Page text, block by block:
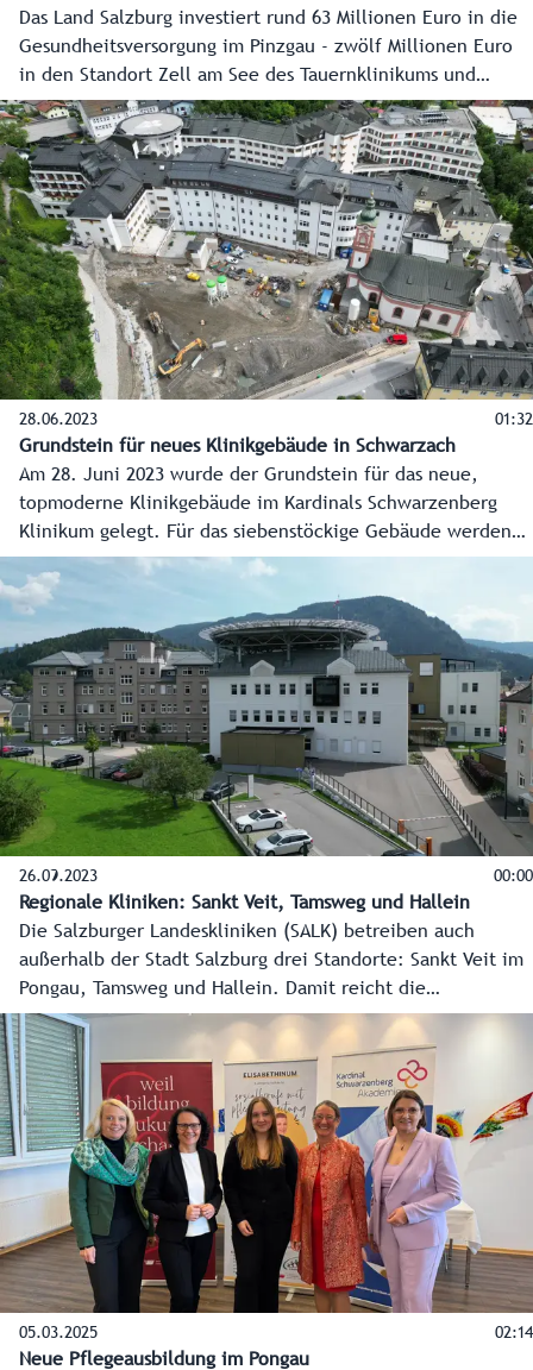
Das Land Salzburg investiert rund 63 Millionen Euro in die
Gesundheitsversorgung im Pinzgau - zwölf Millionen Euro
in den Standort Zell am See des Tauernklinikums und
weitere 51 Millionen Euro in Mittersill. Am Freitag,10. März
2023, ist Firstfeier in Mittersill. Eine gute Gelegenheit, das
Schlüsselprojekt vorzustellen. Es sichert die medizinische
Versorgung für fast 90.000 Menschen.
28.06.2023 01:32
Grundstein für neues Klinikgebäude in Schwarzach
Am 28. Juni 2023 wurde der Grundstein für das neue,
topmoderne Klinikgebäude im Kardinals Schwarzenberg
Klinikum gelegt. Für das siebenstöckige Gebäude werden
79 Millionen Euro von Land, Gesundheitsfonds und
Gemeinden investiert.
26.09.2023 00:00
Regionale Kliniken: Sankt Veit, Tamsweg und Hallein
Die Salzburger Landeskliniken (SALK) betreiben auch
außerhalb der Stadt Salzburg drei Standorte: Sankt Veit im
Pongau, Tamsweg und Hallein. Damit reicht die
professionelle und umfassende Gesundheitsversorgung in
alle Ecken des Landes.
05.03.2025 02:14
Neue Pflegeausbildung im Pongau